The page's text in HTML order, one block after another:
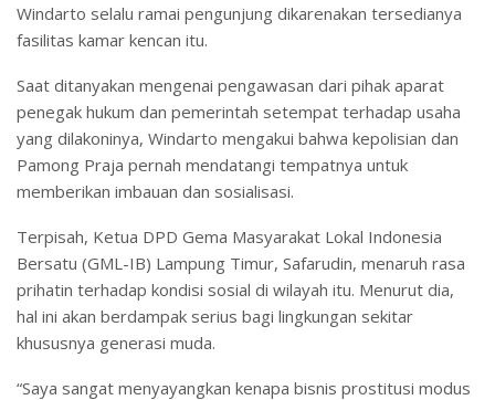
Windarto selalu ramai pengunjung dikarenakan tersedianya
fasilitas kamar kencan itu.
Saat ditanyakan mengenai pengawasan dari pihak aparat
penegak hukum dan pemerintah setempat terhadap usaha
yang dilakoninya, Windarto mengakui bahwa kepolisian dan
Pamong Praja pernah mendatangi tempatnya untuk
memberikan imbauan dan sosialisasi.
Terpisah, Ketua DPD Gema Masyarakat Lokal Indonesia
Bersatu (GML-IB) Lampung Timur, Safarudin, menaruh rasa
prihatin terhadap kondisi sosial di wilayah itu. Menurut dia,
hal ini akan berdampak serius bagi lingkungan sekitar
khususnya generasi muda.
“Saya sangat menyayangkan kenapa bisnis prostitusi modus